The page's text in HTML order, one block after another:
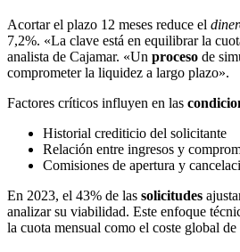
Acortar el plazo 12 meses reduce el
7,2%. «La clave está en equilibrar la
analista de Cajamar. «Un proceso de
comprometer la liquidez a largo plazo».
Factores críticos influyen en las
Historial crediticio del solicitante
Relación entre ingresos y
Comisiones de apertura y
En 2023, el 43% de las solicitudes
analizar su viabilidad. Este enfoque
la cuota mensual como el coste global